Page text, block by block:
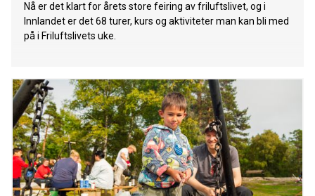
Nå er det klart for årets store feiring av friluftslivet, og i
Innlandet er det 68 turer, kurs og aktiviteter man kan bli med
på i Friluftslivets uke.